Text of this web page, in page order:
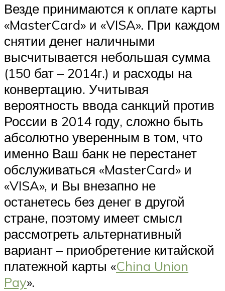
Везде принимаются к оплате карты
«MasterCard» и «VISA». При каждом
снятии денег наличными
высчитывается небольшая сумма
(150 бат – 2014г.) и расходы на
конвертацию. Учитывая
вероятность ввода санкций против
России в 2014 году, сложно быть
абсолютно уверенным в том, что
именно Ваш банк не перестанет
обслуживаться «MasterCard» и
«VISA», и Вы внезапно не
останетесь без денег в другой
стране, поэтому имеет смысл
рассмотреть альтернативный
вариант – приобретение китайской
платежной карты «China Union
Pay».